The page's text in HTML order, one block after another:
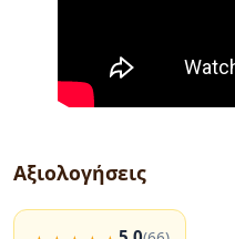
Αξιολογήσεις